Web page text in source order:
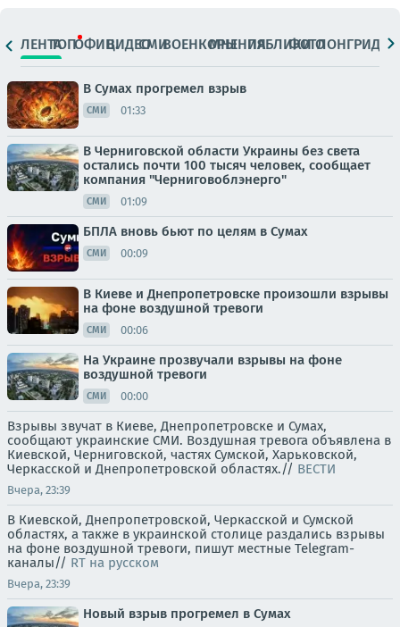
ЛЕНТАТОПОФИЦ.ВИДЕОСМИВОЕНКОРЫМНЕНИЯПАБЛИКИ
ФОТОЛОНГРИДЫ
В Сумах прогремел взрыв
СМИ 01:33
В Черниговской области Украины без света
остались почти 100 тысяч человек, сообщает
компания "Черниговоблэнерго"
СМИ 01:09
БПЛА вновь бьют по целям в Сумах
СМИ 00:09
В Киеве и Днепропетровске произошли взрывы
на фоне воздушной тревоги
СМИ 00:06
На Украине прозвучали взрывы на фоне
воздушной тревоги
СМИ 00:00
Взрывы звучат в Киеве, Днепропетровске и Сумах,
сообщают украинские СМИ. Воздушная тревога объявлена в
Киевской, Черниговской, частях Сумской, Харьковской,
Черкасской и Днепропетровской областях.// ВЕСТИ
Вчера, 23:39
В Киевской, Днепропетровской, Черкасской и Сумской
областях, а также в украинской столице раздались взрывы
на фоне воздушной тревоги, пишут местные Telegram-
каналы// RT на русском
Вчера, 23:39
Новый взрыв прогремел в Сумах